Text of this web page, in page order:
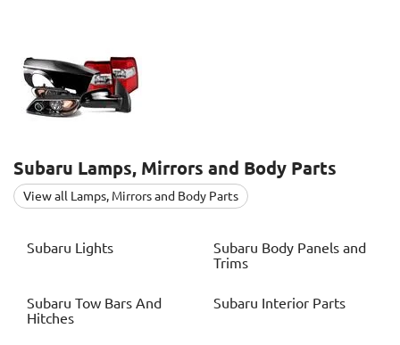
Subaru Lamps, Mirrors and Body Parts
View all Lamps, Mirrors and Body Parts
Subaru Lights Subaru Body Panels and
Trims
Subaru Tow Bars And
Hitches
Subaru Interior Parts